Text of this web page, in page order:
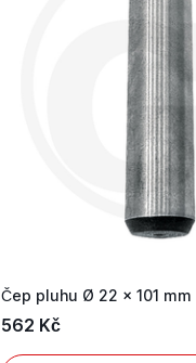
Čep pluhu Ø 22 x 101 mm
562 Kč